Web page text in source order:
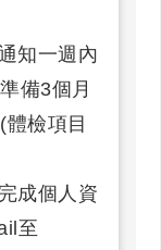
知一週內
備3個月
檢項目
成個人資
至